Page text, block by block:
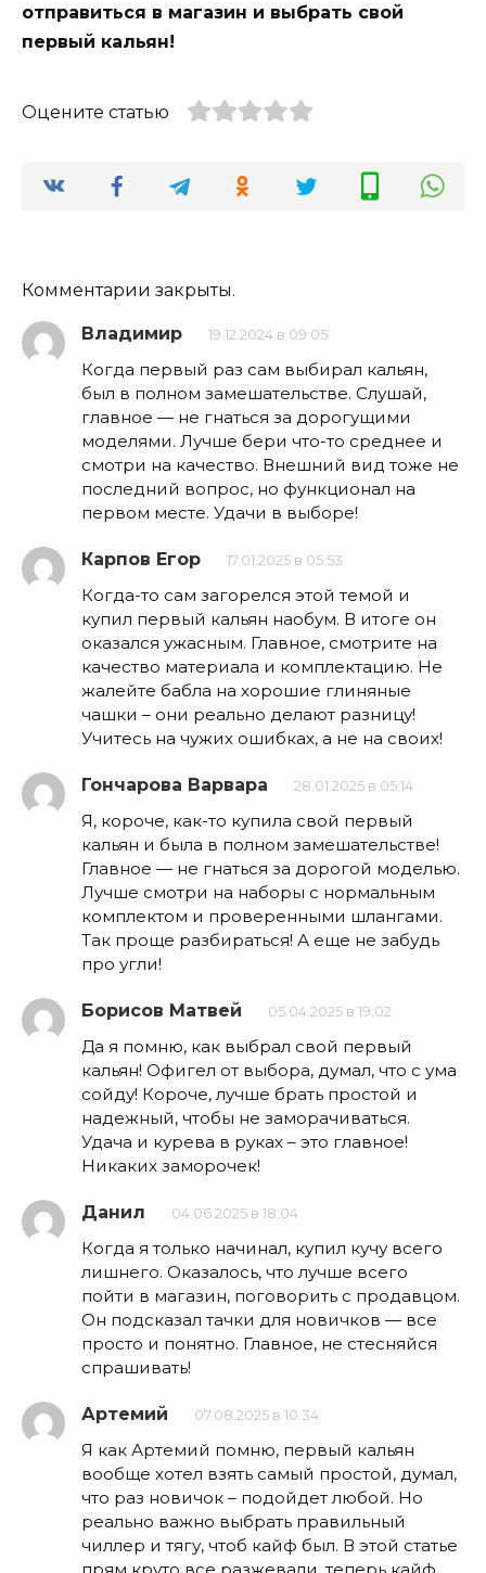
отправиться в магазин и выбрать свой
первый кальян!
Оцените статью
Комментарии закрыты.
Владимир 19.12.2024 в 09:05
Когда первый раз сам выбирал кальян,
был в полном замешательстве. Слушай,
главное — не гнаться за дорогущими
моделями. Лучше бери что-то среднее и
смотри на качество. Внешний вид тоже не
последний вопрос, но функционал на
первом месте. Удачи в выборе!
Карпов Егор 17.01.2025 в 05:53
Когда-то сам загорелся этой темой и
купил первый кальян наобум. В итоге он
оказался ужасным. Главное, смотрите на
качество материала и комплектацию. Не
жалейте бабла на хорошие глиняные
чашки – они реально делают разницу!
Учитесь на чужих ошибках, а не на своих!
Гончарова Варвара 28.01.2025 в 05:14
Я, короче, как-то купила свой первый
кальян и была в полном замешательстве!
Главное — не гнаться за дорогой моделью.
Лучше смотри на наборы с нормальным
комплектом и проверенными шлангами.
Так проще разбираться! А еще не забудь
про угли!
Борисов Матвей 05.04.2025 в 19:02
Да я помню, как выбрал свой первый
кальян! Офигел от выбора, думал, что с ума
сойду! Короче, лучше брать простой и
надежный, чтобы не заморачиваться.
Удача и курева в руках – это главное!
Никаких заморочек!
Данил 04.06.2025 в 18:04
Когда я только начинал, купил кучу всего
лишнего. Оказалось, что лучше всего
пойти в магазин, поговорить с продавцом.
Он подсказал тачки для новичков — все
просто и понятно. Главное, не стесняйся
спрашивать!
Артемий 07.08.2025 в 10:34
Я как Артемий помню, первый кальян
вообще хотел взять самый простой, думал,
что раз новичок – подойдет любой. Но
реально важно выбрать правильный
чиллер и тягу, чтоб кайф был. В этой статье